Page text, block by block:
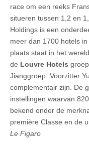
race om een reeks
situeren tussen 1,2 en
Holdings is een
meer dan 1700 hotels
plaats staat in het
de Louvre Hotels
Jianggroep. Voorzitter
complementair zijn. De
instellingen waarvan
bekend onder de
première Classe en de
Le Figaro